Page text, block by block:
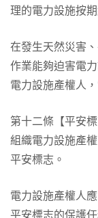
理的電力設施按
在發生天然災害
作業能夠迫害電
電力設施產權人
第十二條【平安
組織電力設施產
平安標志。
電力設施產權人